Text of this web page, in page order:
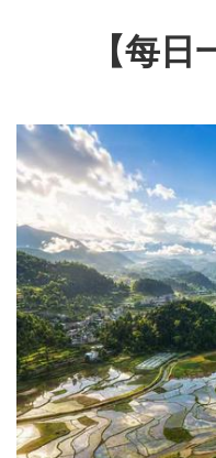
【每日